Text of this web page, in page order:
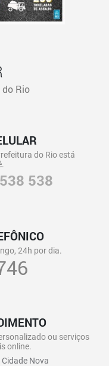
Rio
do Rio está
538
24h por dia.
ou serviços
online.
Nova